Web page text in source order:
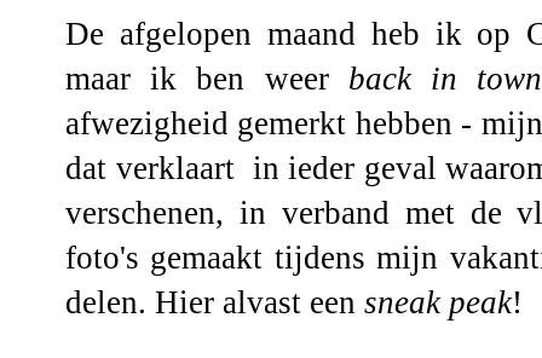
De afgelopen maand heb ik op
maar ik ben weerback in town
afwezigheid gemerkt hebben -
dat verklaart in ieder geval
verschenen, in verband met de
foto's gemaakt tijdens mijn
delen. Hier alvast een sneak peak!